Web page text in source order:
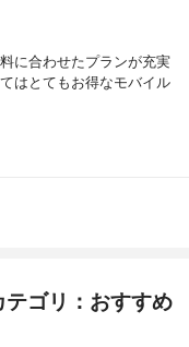
に合わせたプランが充実
はとてもお得なモバイル
ゴリ：おすすめ